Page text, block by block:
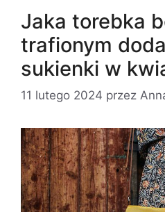
Jaka torebka
trafionym
sukienki w
11 lutego 2024 przez